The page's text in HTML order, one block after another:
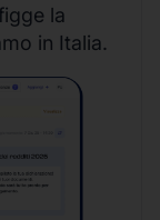
la
in Italia.